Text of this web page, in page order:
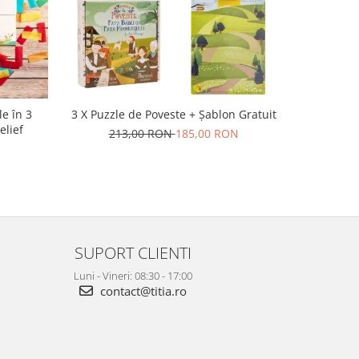
în 3
3 X Puzzle de Poveste + Șablon Gratuit
213,00 RON185,00 RON
SUPORT CLIENTI
Luni - Vineri: 08:30 - 17:00
contact@titia.ro